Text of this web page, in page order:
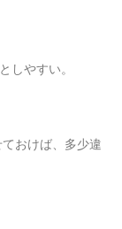
しやすい。
おけば、多少違